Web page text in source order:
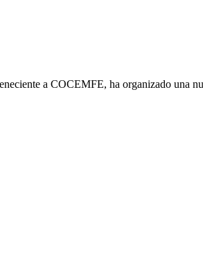
a COCEMFE, ha organizado una